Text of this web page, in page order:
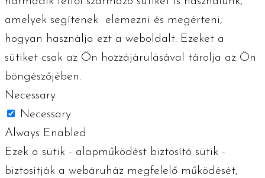
amelyek segítenek elemezni és megérteni,
hogyan használja ezt a weboldalt. Ezeket a
sütiket csak az Ön hozzájárulásával tárolja az Ön
böngészőjében.
Necessary
Necessary
Always Enabled
Ezek a sütik - alapműködést biztosító sütik -
biztosítják a webáruház megfelelő működését,